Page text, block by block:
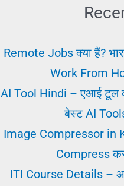
बिजनेस
करें?
पूरी
हिंदी
Remote Jobs क्या हैं?
Work From
AI Tool Hindi – एआई टूल
बेस्ट AI
Image Compressor in
Compress
ITI Course Details –